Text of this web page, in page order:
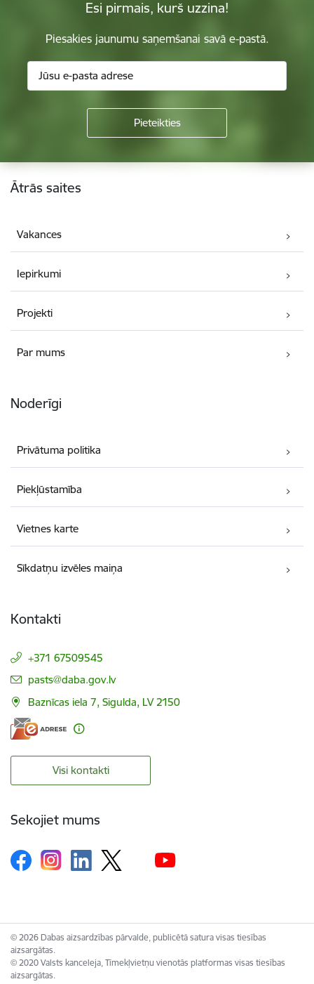
Esi pirmais, kurš uzzina!
Piesakies jaunumu saņemšanai savā e-pastā.
Kājene
Ātrās saites
Vakances
Iepirkumi
Projekti
Par mums
Noderīgi
Privātuma politika
Piekļūstamība
Vietnes karte
Sīkdatņu izvēles maiņa
Kontakti
+371 67509545
E-pasts:
pasts@daba.gov.lv
Baznīcas iela 7, Sigulda, LV 2150
Visi kontakti
Sekojiet mums
© 2026 Dabas aizsardzības pārvalde, publicētā satura visas tiesības
aizsargātas.
© 2020 Valsts kanceleja, Tīmekļvietņu vienotās platformas visas tiesības
aizsargātas.